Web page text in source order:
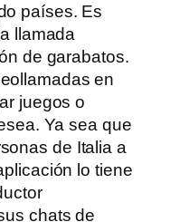
países. Es
llamada
de garabatos.
en
juegos o
Ya sea que
de Italia a
lo tiene
chats de